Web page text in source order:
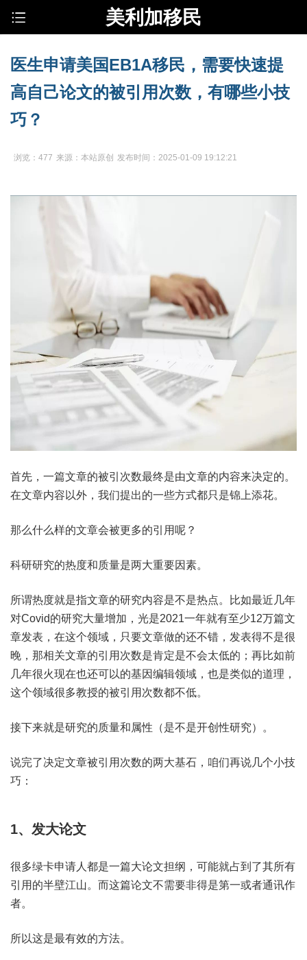
美利加移民
医生申请美国EB1A移民，需要快速提
高自己论文的被引用次数，有哪些小技
巧？
浏览：477 来源：本站原创 发布时间：2025-01-09 19:12:21
首先，一篇文章的被引次数最终是由文章的内容来决定的。
在文章内容以外，我们提出的一些方式都只是锦上添花。
那么什么样的文章会被更多的引用呢？
科研研究的热度和质量是两大重要因素。
所谓热度就是指文章的研究内容是不是热点。比如最近几年
对Covid的研究大量增加，光是2021一年就有至少12万篇文
章发表，在这个领域，只要文章做的还不错，发表得不是很
晚，那相关文章的引用次数是肯定是不会太低的；再比如前
几年很火现在也还可以的基因编辑领域，也是类似的道理，
这个领域很多教授的被引用次数都不低。
接下来就是研究的质量和属性（是不是开创性研究）。
说完了决定文章被引用次数的两大基石，咱们再说几个小技
巧：
1、发大论文
很多绿卡申请人都是一篇大论文担纲，可能就占到了其所有
引用的半壁江山。而这篇论文不需要非得是第一或者通讯作
者。
所以这是最有效的方法。